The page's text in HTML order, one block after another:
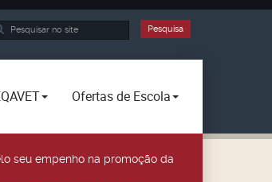
Pesquisa
Ofertas de Escola
seu empenho na promoção da